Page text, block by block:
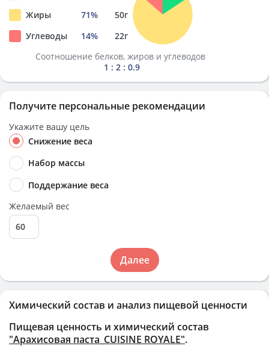
Химический состав и анализ пищевой ценности
Пищевая ценность и химический состав
"Арахисовая паста_CUISINE ROYALE".
Жиры
71% 50г
Углеводы
14% 22г
Соотношение белков, жиров и углеводов
1 : 2 : 0.9
Получите персональные рекомендации
Укажите вашу цель
Снижение веса
Набор массы
Поддержание веса
Желаемый вес
Далее